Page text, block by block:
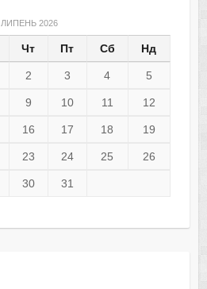
ЛИПЕНЬ 2026
Чт Пт Сб Нд
2 3 4 5
9 10 11 12
16 17 18 19
23 24 25 26
30
31